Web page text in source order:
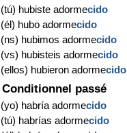
(tú) hubiste adormecido
(él) hubo adormecido
(ns) hubimos adormecido
(vs) hubisteis adormecido
(ellos) hubieron adormecido
Conditionnel passé
(yo) habría adormecido
(tú) habrías adormecido